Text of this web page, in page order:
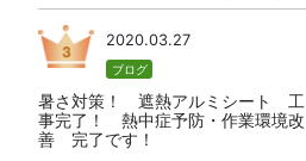
2020.03.27
ブログ
暑さ対策！ 遮熱アルミシート 工
事完了！ 熱中症予防・作業環境改
善 完了です！